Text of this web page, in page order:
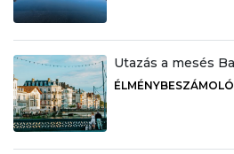
Utazás a mesés